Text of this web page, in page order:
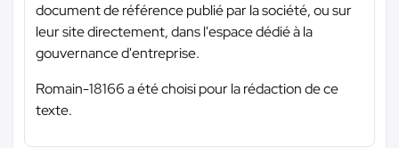
document de référence publié par la société, ou sur
leur site directement, dans l'espace dédié à la
gouvernance d'entreprise.
Romain-18166 a été choisi pour la rédaction de ce
texte.